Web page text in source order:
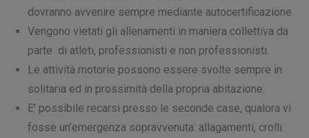
dovranno avvenire sempre mediante autocertificazione.
Vengono vietati gli allenamenti in maniera collettiva da
parte di atleti, professionisti e non professionisti.
Le attività motorie possono essere svolte sempre in
solitaria ed in prossimità della propria abitazione.
E’ possibile recarsi presso le seconde case, qualora vi
fosse un’emergenza sopravvenuta: allagamenti, crolli